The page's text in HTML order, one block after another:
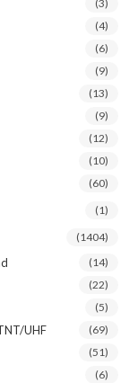
(3)
(4)
(6)
(9)
(13)
(9)
(12)
(10)
(60)
(1)
(1404)
(14)
(22)
(5)
UHF (69)
(51)
(6)